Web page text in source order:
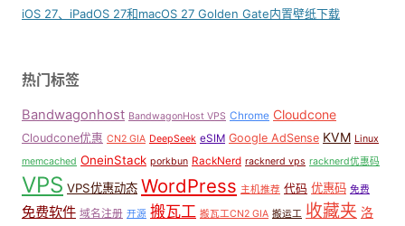
iOS 27、iPadOS 27和macOS 27 Golden Gate内置壁纸下载
热门标签
Bandwagonhost BandwagonHost VPS Chrome Cloudcone
Cloudcone优惠 CN2 GIA DeepSeek eSIM Google AdSense KVM Linux
memcached OneinStack porkbun RackNerd racknerd vps racknerd优惠码
VPS VPS优惠动态 WordPress 主机推荐 代码 优惠码 免费
免费软件 域名注册 开源 搬瓦工 搬瓦工CN2 GIA 搬运工 收藏夹 洛